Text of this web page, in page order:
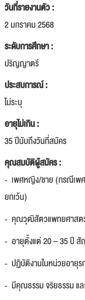
วันที่รายงานตัว :
2 มกราคม 2568
ระดับการศึกษา :
ปริญญาตรี
ประสบการณ์ :
ไม่ระบุ
อายุไม่เกิน :
35 ปีนับถึงวันที่สมัคร
คุณสมบัติผู้สมัคร :
- เพศหญิง/ชาย (กรณีเพศ
ยกเว้น)
- คุณวุฒิสัตวแพทยศาส
- อายุตั้งแต่ 20 – 35 ปี สั
- ปฏิบัติงานในหน่วยอายุ
- มีคุณธรรม จริยธรรม แ